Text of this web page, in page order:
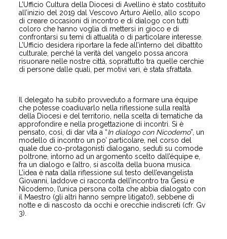
L’Ufficio Cultura della Diocesi di Avellino è stato costituito
all’inizio del 2019 dal Vescovo Arturo Aiello, allo scopo
di creare occasioni di incontro e di dialogo con tutti
coloro che hanno voglia di mettersi in gioco e di
confrontarsi su temi di attualità o di particolare interesse.
L’Ufficio desidera riportare la fede all’interno del dibattito
culturale, perché la verità del vangelo possa ancora
risuonare nelle nostre città, soprattutto tra quelle cerchie
di persone dalle quali, per motivi vari, è stata sfrattata.
Il delegato ha subito provveduto a formare una équipe
che potesse coadiuvarlo nella riflessione sulla realtà
della Diocesi e del territorio, nella scelta di tematiche da
approfondire e nella progettazione di incontri. Si è
pensato, così, di dar vita a “In dialogo con Nicodemo”, un
modello di incontro un po’ particolare, nel corso del
quale due co-protagonisti dialogano, seduti su comode
poltrone, intorno ad un argomento scelto dall’équipe e,
fra un dialogo e l’altro, si ascolta della buona musica.
L’idea è nata dalla riflessione sul testo dell’evangelista
Giovanni, laddove ci racconta dell’incontro tra Gesù e
Nicodemo, l’unica persona colta che abbia dialogato con
il Maestro (gli altri hanno sempre litigato!), sebbene di
notte e di nascosto da occhi e orecchie indiscreti (cfr. Gv
3).